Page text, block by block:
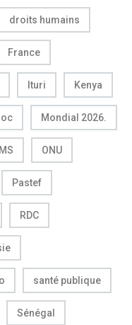
droits humains
France
Ituri Kenya
Mondial 2026.
ONU
Pastef
RDC
santé publique
Sénégal